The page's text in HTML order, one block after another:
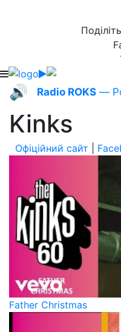
🔊 Radio ROKS —
Kinks
Офіційний сайт
Father Christmas